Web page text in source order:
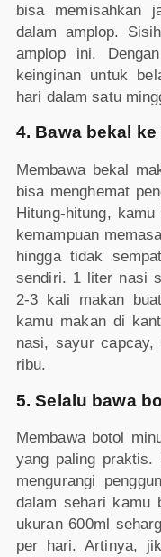
bisa memisahkan
dalam amplop.
amplop ini.
keinginan untuk
hari dalam satu
4. Bawa bekal
Membawa bekal
bisa menghemat
Hitung-hitung,
kemampuan
hingga tidak
sendiri. 1 liter nasi
2-3 kali makan
kamu makan di
nasi, sayur capcay,
ribu.
5. Selalu bawa
Membawa botol
yang paling praktis.
mengurangi
dalam sehari kamu
ukuran 600ml
per hari. Artinya,